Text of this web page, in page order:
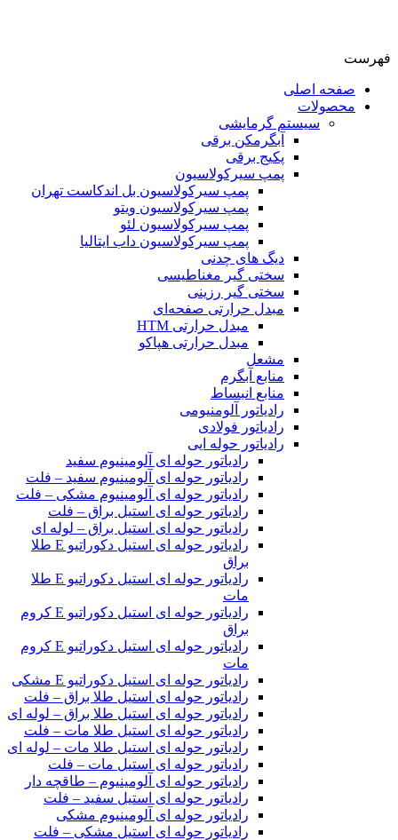
فهرست
صفحه اصلی
محصولات
سیستم گرمایشی
آبگرمکن برقی
پکیج برقی
پمپ سیرکولاسیون
پمپ سیرکولاسیون بل اندکاست تهران
پمپ سیرکولاسیون ویتو
پمپ سیرکولاسیون لئو
پمپ سیرکولاسیون داب ایتالیا
دیگ های چدنی
سختی گیر مغناطیسی
سختی گیر رزینی
مبدل حرارتی صفحه‌ای
مبدل حرارتی HTM‎
مبدل حرارتی هپاکو
مشعل
منابع آبگرم
منابع انبساط
رادیاتور آلومنیومی
رادیاتور فولادی
رادیاتور حوله ایی
رادیاتور حوله ای آلومینیوم سفید
رادیاتور حوله ای آلومینیوم سفید – فلت
رادیاتور حوله ای آلومینیوم مشکی – فلت
رادیاتور حوله ای استیل براق – فلت
رادیاتور حوله ای استیل براق – لوله ای
رادیاتور حوله ای استیل دکوراتیو E طلا
براق
رادیاتور حوله ای استیل دکوراتیو E طلا
مات
رادیاتور حوله ای استیل دکوراتیو E کروم
براق
رادیاتور حوله ای استیل دکوراتیو E کروم
مات
رادیاتور حوله ای استیل دکوراتیو E مشکی
رادیاتور حوله ای استیل طلا براق – فلت
رادیاتور حوله ای استیل طلا براق – لوله ای
رادیاتور حوله ای استیل طلا مات – فلت
رادیاتور حوله ای استیل طلا مات – لوله ای
رادیاتور حوله ای استیل مات – فلت
رادیاتور حوله ای آلومینیوم – طاقچه دار
رادیاتور حوله ای استیل سفید – فلت
رادیاتور حوله ای آلومینیوم مشکی
رادیاتور حوله ای استیل مشکی – فلت